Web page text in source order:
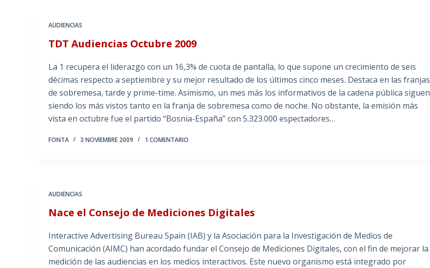
AUDIENCIAS
TDT Audiencias Octubre 2009
La 1 recupera el liderazgo con un 16,3% de cuota de pantalla, lo que supone un crecimiento de seis
décimas respecto a septiembre y su mejor resultado de los últimos cinco meses. Destaca en las franjas
de sobremesa, tarde y prime-time. Asimismo, un mes más los informativos de la cadena pública siguen
siendo los más vistos tanto en la franja de sobremesa como de noche. No obstante, la emisión más
vista en octubre fue el partido “Bosnia-España” con 5.323.000 espectadores…
FONTA 3 NOVIEMBRE 2009 1 COMENTARIO
AUDIENCIAS
Nace el Consejo de Mediciones Digitales
Interactive Advertising Bureau Spain (IAB) y la Asociación para la Investigación de Medios de
Comunicación (AIMC) han acordado fundar el Consejo de Mediciones Digitales, con el fin de mejorar la
medición de las audiencias en los medios interactivos. Este nuevo organismo está integrado por